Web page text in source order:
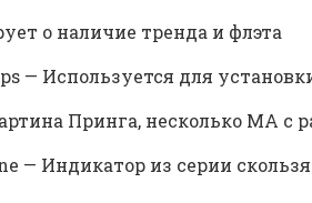
о наличие тренда и флэта
— Используется для
Принга, несколько MA с
— Индикатор из серии